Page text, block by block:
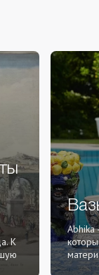
К
Abhika